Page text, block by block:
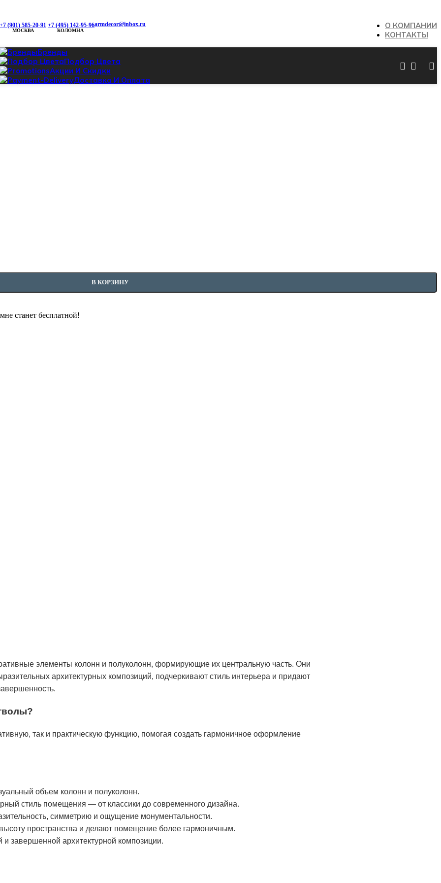
+7 (901) 585-20-91
МОСКВА
+7 (495) 142-95-96
КОЛОМНА
armdecor@inbox.ru
О КОМПАНИИ
КОНТАКТЫ
Бренды
Подбор Цвета
Акции И Скидки
Доставка И Оплата
В КОРЗИНУ
станет бесплатной!
элементы колонн и полуколонн, формирующие их центральную часть. Они
архитектурных композиций, подчеркивают стиль интерьера и придают
так и практическую функцию, помогая создать гармоничное оформление
объем колонн и полуколонн.
стиль помещения — от классики до современного дизайна.
симметрию и ощущение монументальности.
пространства и делают помещение более гармоничным.
завершенной архитектурной композиции.